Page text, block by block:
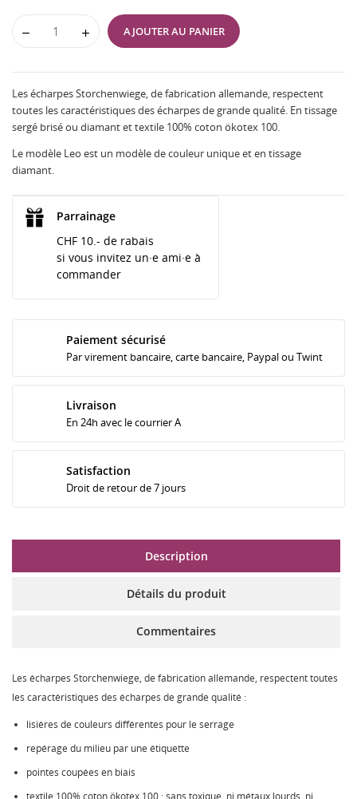
AJOUTER AU PANIER
Les écharpes Storchenwiege, de fabrication allemande, respectent
toutes les caractéristiques des écharpes de grande qualité. En tissage
sergé brisé ou diamant et textile 100% coton ökotex 100.
Le modèle Leo est un modèle de couleur unique et en tissage
diamant.
Parrainage
CHF 10.- de rabais
si vous invitez un·e ami·e à
commander
Paiement sécurisé
Par virement bancaire, carte bancaire, Paypal ou Twint
Livraison
En 24h avec le courrier A
Satisfaction
Droit de retour de 7 jours
Description
Détails du produit
Commentaires
Les écharpes Storchenwiege, de fabrication allemande, respectent toutes
les caractéristiques des écharpes de grande qualité :
lisières de couleurs différentes pour le serrage
repérage du milieu par une étiquette
pointes coupées en biais
textile 100% coton ökotex 100 : sans toxique, ni métaux lourds, ni